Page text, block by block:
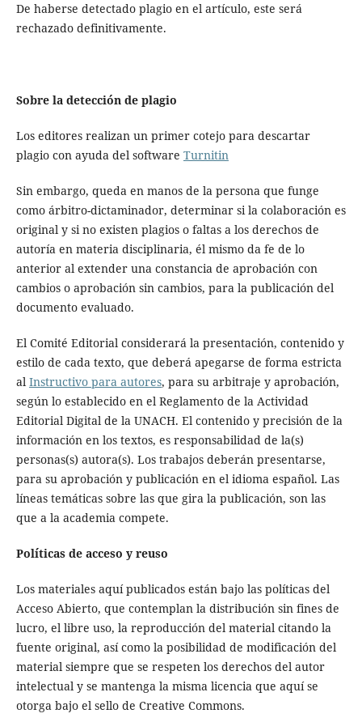
De haberse detectado plagio en el artículo, este será
rechazado definitivamente.
Sobre la detección de plagio
Los editores realizan un primer cotejo para descartar
plagio con ayuda del software Turnitin
Sin embargo, queda en manos de la persona que funge
como árbitro-dictaminador, determinar si la colaboración es
original y si no existen plagios o faltas a los derechos de
autoría en materia disciplinaria, él mismo da fe de lo
anterior al extender una constancia de aprobación con
cambios o aprobación sin cambios, para la publicación del
documento evaluado.
El Comité Editorial considerará la presentación, contenido y
estilo de cada texto, que deberá apegarse de forma estricta
al Instructivo para autores, para su arbitraje y aprobación,
según lo establecido en el Reglamento de la Actividad
Editorial Digital de la UNACH. El contenido y precisión de la
información en los textos, es responsabilidad de la(s)
personas(s) autora(s). Los trabajos deberán presentarse,
para su aprobación y publicación en el idioma español. Las
líneas temáticas sobre las que gira la publicación, son las
que a la academia compete.
Políticas de acceso y reuso
Los materiales aquí publicados están bajo las políticas del
Acceso Abierto, que contemplan la distribución sin fines de
lucro, el libre uso, la reproducción del material citando la
fuente original, así como la posibilidad de modificación del
material siempre que se respeten los derechos del autor
intelectual y se mantenga la misma licencia que aquí se
otorga bajo el sello de Creative Commons.